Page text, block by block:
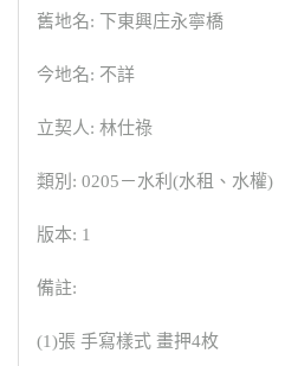
舊地名: 下東興庄永寧橋
今地名: 不詳
立契人: 林仕祿
類別: 0205－水利(水租、水權)
版本: 1
備註:
(1)張 手寫樣式 畫押4枚